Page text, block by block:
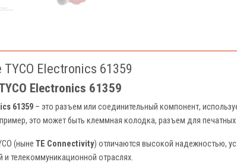
Electronics 61359
Electronics 61359
61359 – это разъем или соединительный компонент,
это может быть клеммная колодка, разъем для
(ныне TE Connectivity) отличаются высокой надежностью,
и телекоммуникационной отраслях.